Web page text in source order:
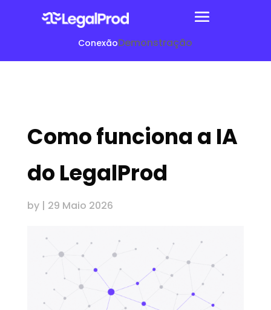
ConexãoDemonstração
Como funciona a IA
do LegalProd
by | 29 Maio 2026